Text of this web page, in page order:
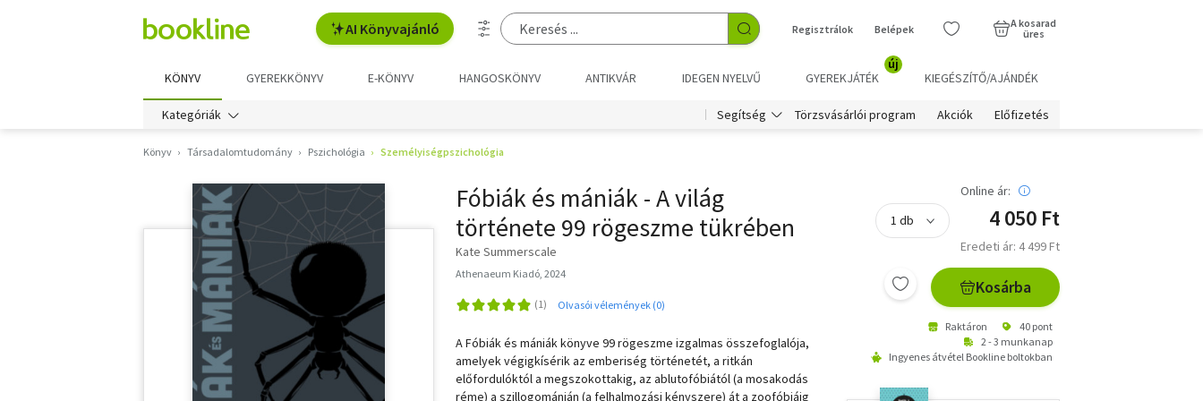
AI Könyvajánló Regisztrálok Belépek
A kosarad
üres
KÖNYV GYEREKKÖNYV E-KÖNYV HANGOSKÖNYV ANTIKVÁR IDEGEN NYELVŰ GYEREKJÁTÉK
új
KIEGÉSZÍTŐ/AJÁNDÉK
Kategóriák Segítség Törzsvásárlói program Akciók Előfizetés
Könyv Társadalomtudomány Pszichológia Személyiségpszichológia
Fóbiák és mániák - A világ
története 99 rögeszme tükrében
Kate Summerscale
Athenaeum Kiadó, 2024
Olvasói vélemények (0)
A Fóbiák és mániák könyve 99 rögeszme izgalmas összefoglalója,
amelyek végigkísérik az emberiség történetét, a ritkán
előfordulóktól a megszokottakig, az ablutofóbiától (a mosakodás
réme) a szillogománián (a felhalmozási kényszere) át a zoofóbiáig
Online ár:
4 050 Ft
Eredeti ár: 4 499 Ft
Kosárba
Raktáron
40 pont
2 - 3 munkanap
Ingyenes átvétel Bookline boltokban